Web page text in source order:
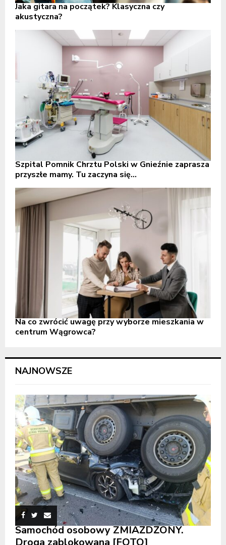
Jaka gitara na początek? Klasyczna czy
akustyczna?
Szpital Pomnik Chrztu Polski w Gnieźnie zaprasza
przyszłe mamy. Tu zaczyna się...
Na co zwrócić uwagę przy wyborze mieszkania w
centrum Wągrowca?
NAJNOWSZE
Samochód osobowy ZMIAŻDŻONY.
Droga zablokowana [FOTO]